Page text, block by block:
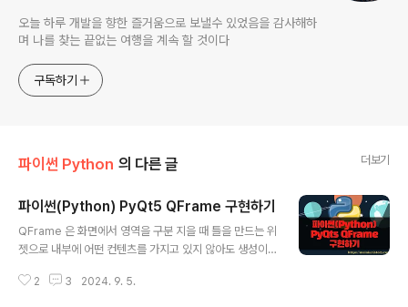
오늘 하루 개발을 향한 즐거움으로 보낼수 있었음을 감사해하
며 나를 찾는 끝없는 여행을 계속 할 것이다
구독하기
파이썬 Python 의 다른 글 더보기
파이썬(Python) PyQt5 QFrame 구현하기
QFrame 은 화면에서 영역을 구분 지을 때 틀을 만드는 위
젯으로 내부에 어떤 컨텐츠를 가지고 있지 않아도 생성이
인은 크게 두 부분으로 나눠지는데, 프레임의 모양과 그림
2 3 2024. 9. 5.